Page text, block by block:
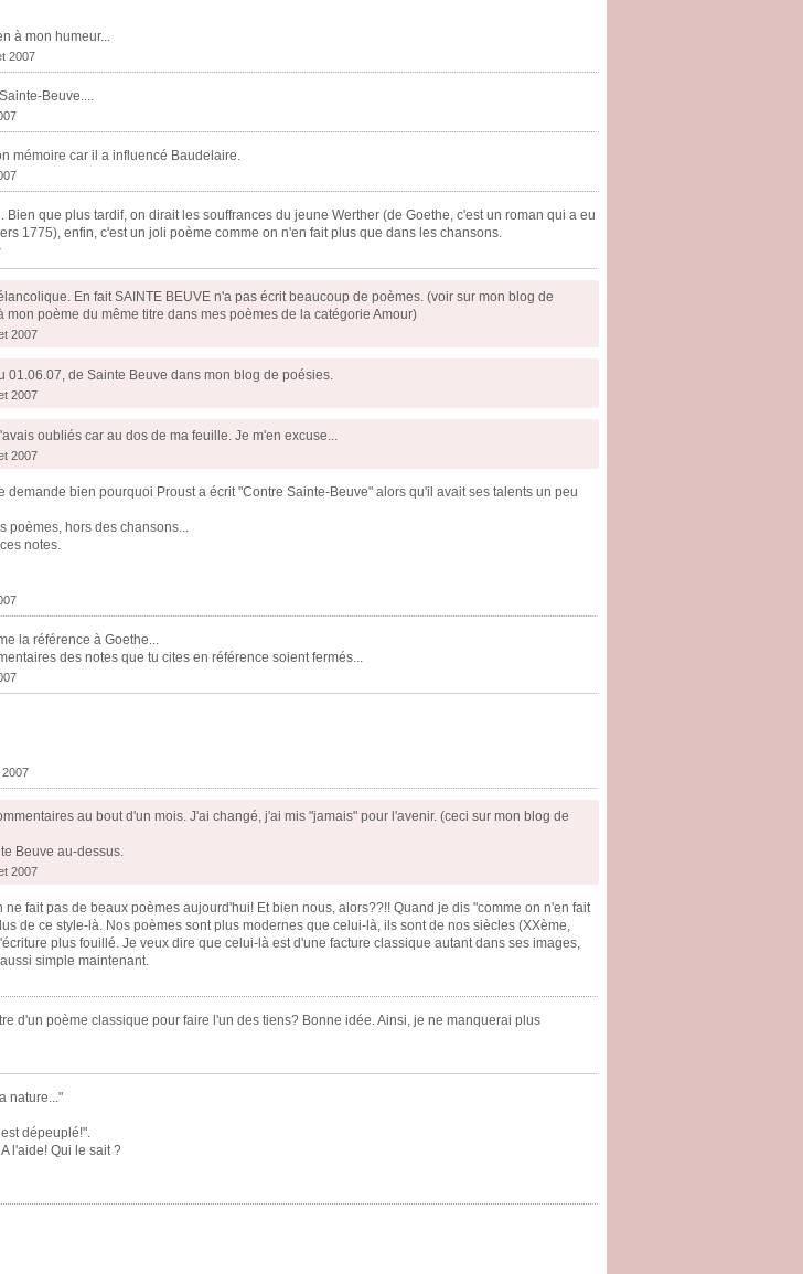
à mon humeur...
2007
Beuve....
mémoire car il a influencé Baudelaire.
Bien que plus tardif, on dirait les souffrances du jeune Werther (de Goethe, c'est un roman qui a eu
1775), enfin, c'est un joli poème comme on n'en fait plus que dans les chansons.
En fait SAINTE BEUVE n'a pas écrit beaucoup de poèmes. (voir sur mon blog de
poème du même titre dans mes poèmes de la catégorie Amour)
2007
01.06.07, de Sainte Beuve dans mon blog de poésies.
2007
oubliés car au dos de ma feuille. Je m'en excuse...
2007
demande bien pourquoi Proust a écrit "Contre Sainte-Beuve" alors qu'il avait ses talents un peu
poèmes, hors des chansons...
notes.
la référence à Goethe...
des notes que tu cites en référence soient fermés...
2007
au bout d'un mois. J'ai changé, j'ai mis "jamais" pour l'avenir. (ceci sur mon blog de
Beuve au-dessus.
2007
ne fait pas de beaux poèmes aujourd'hui! Et bien nous, alors??!! Quand je dis "comme on n'en fait
de ce style-là. Nos poèmes sont plus modernes que celui-là, ils sont de nos siècles (XXème,
plus fouillé. Je veux dire que celui-là est d'une facture classique autant dans ses images,
simple maintenant.
d'un poème classique pour faire l'un des tiens? Bonne idée. Ainsi, je ne manquerai plus
nature..."
dépeuplé!".
l'aide! Qui le sait ?